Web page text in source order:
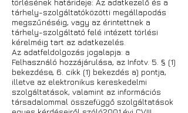
törlésének határideje: Az adatkezelő és a
tárhely-szolgáltatóközötti megállapodás
megszűnéséig, vagy az érintettnek a
tárhely-szolgáltató felé intézett törlési
kérelméig tart az adatkezelés.
Az adatfeldolgozás jogalapja: a
Felhasználó hozzájárulása, az Infotv. 5. § (1)
bekezdése, 6. cikk (1) bekezdés a) pontja,
illetve az elektronikus kereskedelmi
szolgáltatások, valamint az információs
társadalommal összefüggő szolgáltatások